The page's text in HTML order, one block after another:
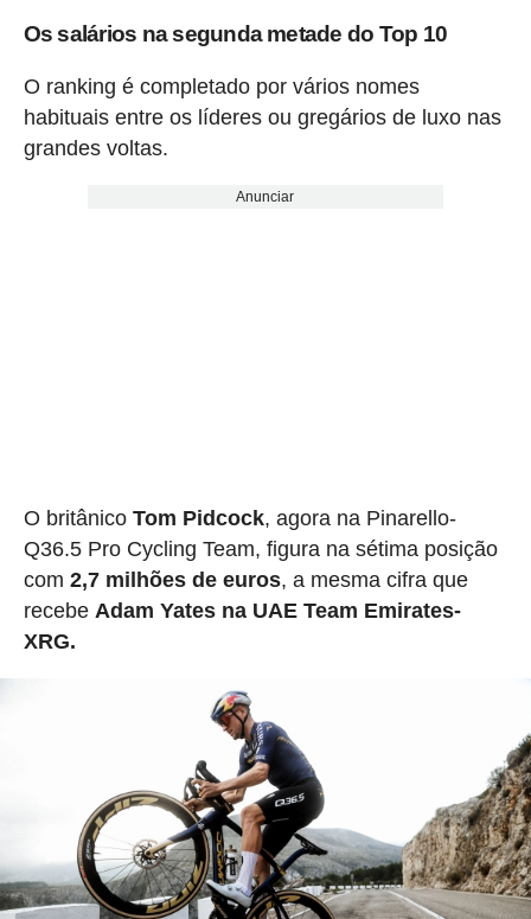
Os salários na segunda metade do Top 10
O ranking é completado por vários nomes
habituais entre os líderes ou gregários de luxo nas
grandes voltas.
Anunciar
O britânico Tom Pidcock, agora na Pinarello-
Q36.5 Pro Cycling Team, figura na sétima posição
com 2,7 milhões de euros, a mesma cifra que
recebe Adam Yates na UAE Team Emirates-
XRG.